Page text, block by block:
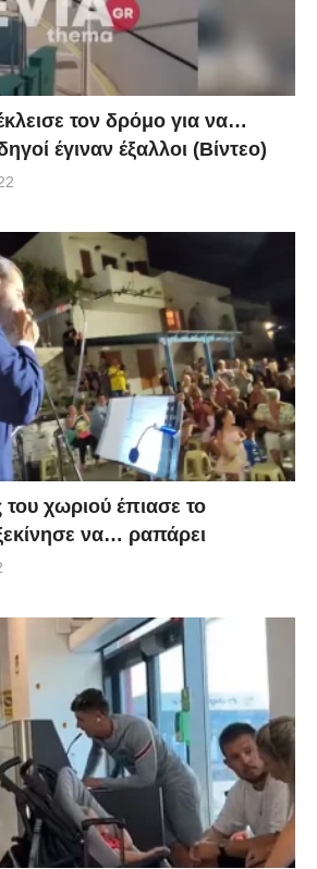
τον δρόμο για να…
έγιναν έξαλλοι (Βίντεο)
χωριού έπιασε το
να… ραπάρει